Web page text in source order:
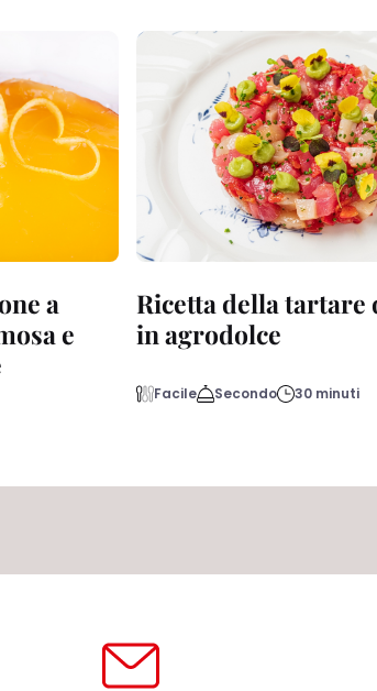
a
e
Ricetta della tartare
in agrodolce
Facile Secondo 30 minuti